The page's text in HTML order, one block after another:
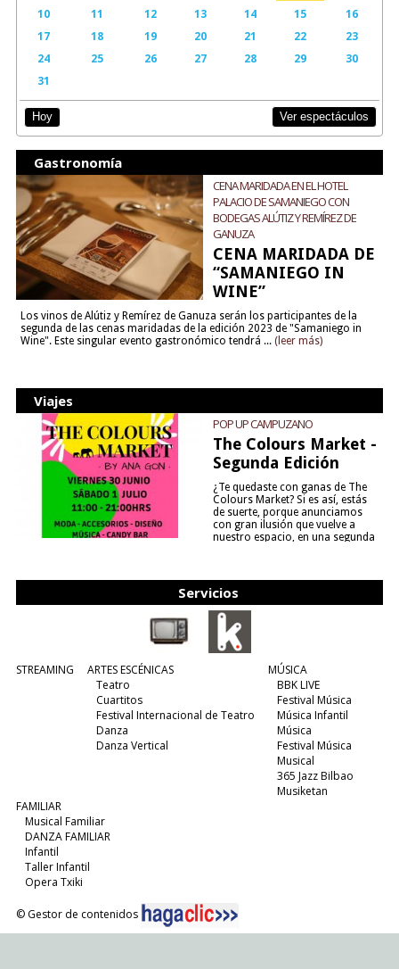
10
11 12 13 14 15
16
17
18 19 20 21 22
23
24
25 26 27 28 29
30
31
Hoy Ver espectáculos
Gastronomía
CENA MARIDADA EN EL HOTEL
PALACIO DE SAMANIEGO CON
BODEGAS ALÚTIZ Y REMÍREZ DE
GANUZA
CENA MARIDADA DE
“SAMANIEGO IN
WINE”
Los vinos de Alútiz y Remírez de Ganuza serán los participantes de la
segunda de las cenas maridadas de la edición 2023 de "Samaniego in
Wine". Este singular evento gastronómico tendrá ... (leer más)
Viajes
POP UP CAMPUZANO
The Colours Market -
Segunda Edición
¿Te quedaste con ganas de The
Colours Market? Si es así, estás
de suerte, porque anunciamos
con gran ilusión que vuelve a
nuestro espacio, en una segunda
Servicios
STREAMING
ARTES ESCÉNICAS
Teatro
Cuartitos
Festival Internacional de Teatro
Danza
Danza Vertical
MÚSICA
BBK LIVE
Festival Música
Música Infantil
Música
Festival Música
Musical
365 Jazz Bilbao
Musiketan
FAMILIAR
Musical Familiar
DANZA FAMILIAR
Infantil
Taller Infantil
Opera Txiki
© Gestor de contenidos